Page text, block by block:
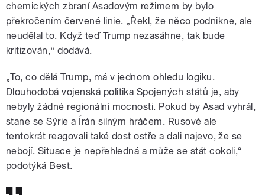
chemických zbraní Asadovým režimem by bylo
překročením červené linie. „Řekl, že něco podnikne, ale
neudělal to. Když teď Trump nezasáhne, tak bude
kritizován,“ dodává.
„To, co dělá Trump, má v jednom ohledu logiku.
Dlouhodobá vojenská politika Spojených států je, aby
nebyly žádné regionální mocnosti. Pokud by Asad vyhrál,
stane se Sýrie a Írán silným hráčem. Rusové ale
tentokrát reagovali také dost ostře a dali najevo, že se
nebojí. Situace je nepřehledná a může se stát cokoli,“
podotýká Best.